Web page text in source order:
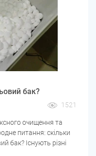
бак?
1521
очищення та
питання: скільки
бак? Існують різні